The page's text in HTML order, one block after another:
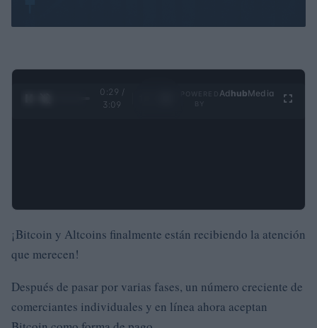
0:30 /
3:09
Ad hubMedia
¡Bitcoin y Altcoins finalmente están recibiendo la atención
que merecen!
Después de pasar por varias fases, un número creciente de
comerciantes individuales y en línea ahora aceptan